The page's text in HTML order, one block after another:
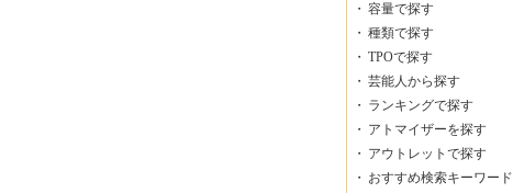
・ 容量で探す
・ 種類で探す
・ TPOで探す
・ 芸能人から探す
・ ランキングで探す
・ アトマイザーを探す
・ アウトレットで探す
・ おすすめ検索キーワード